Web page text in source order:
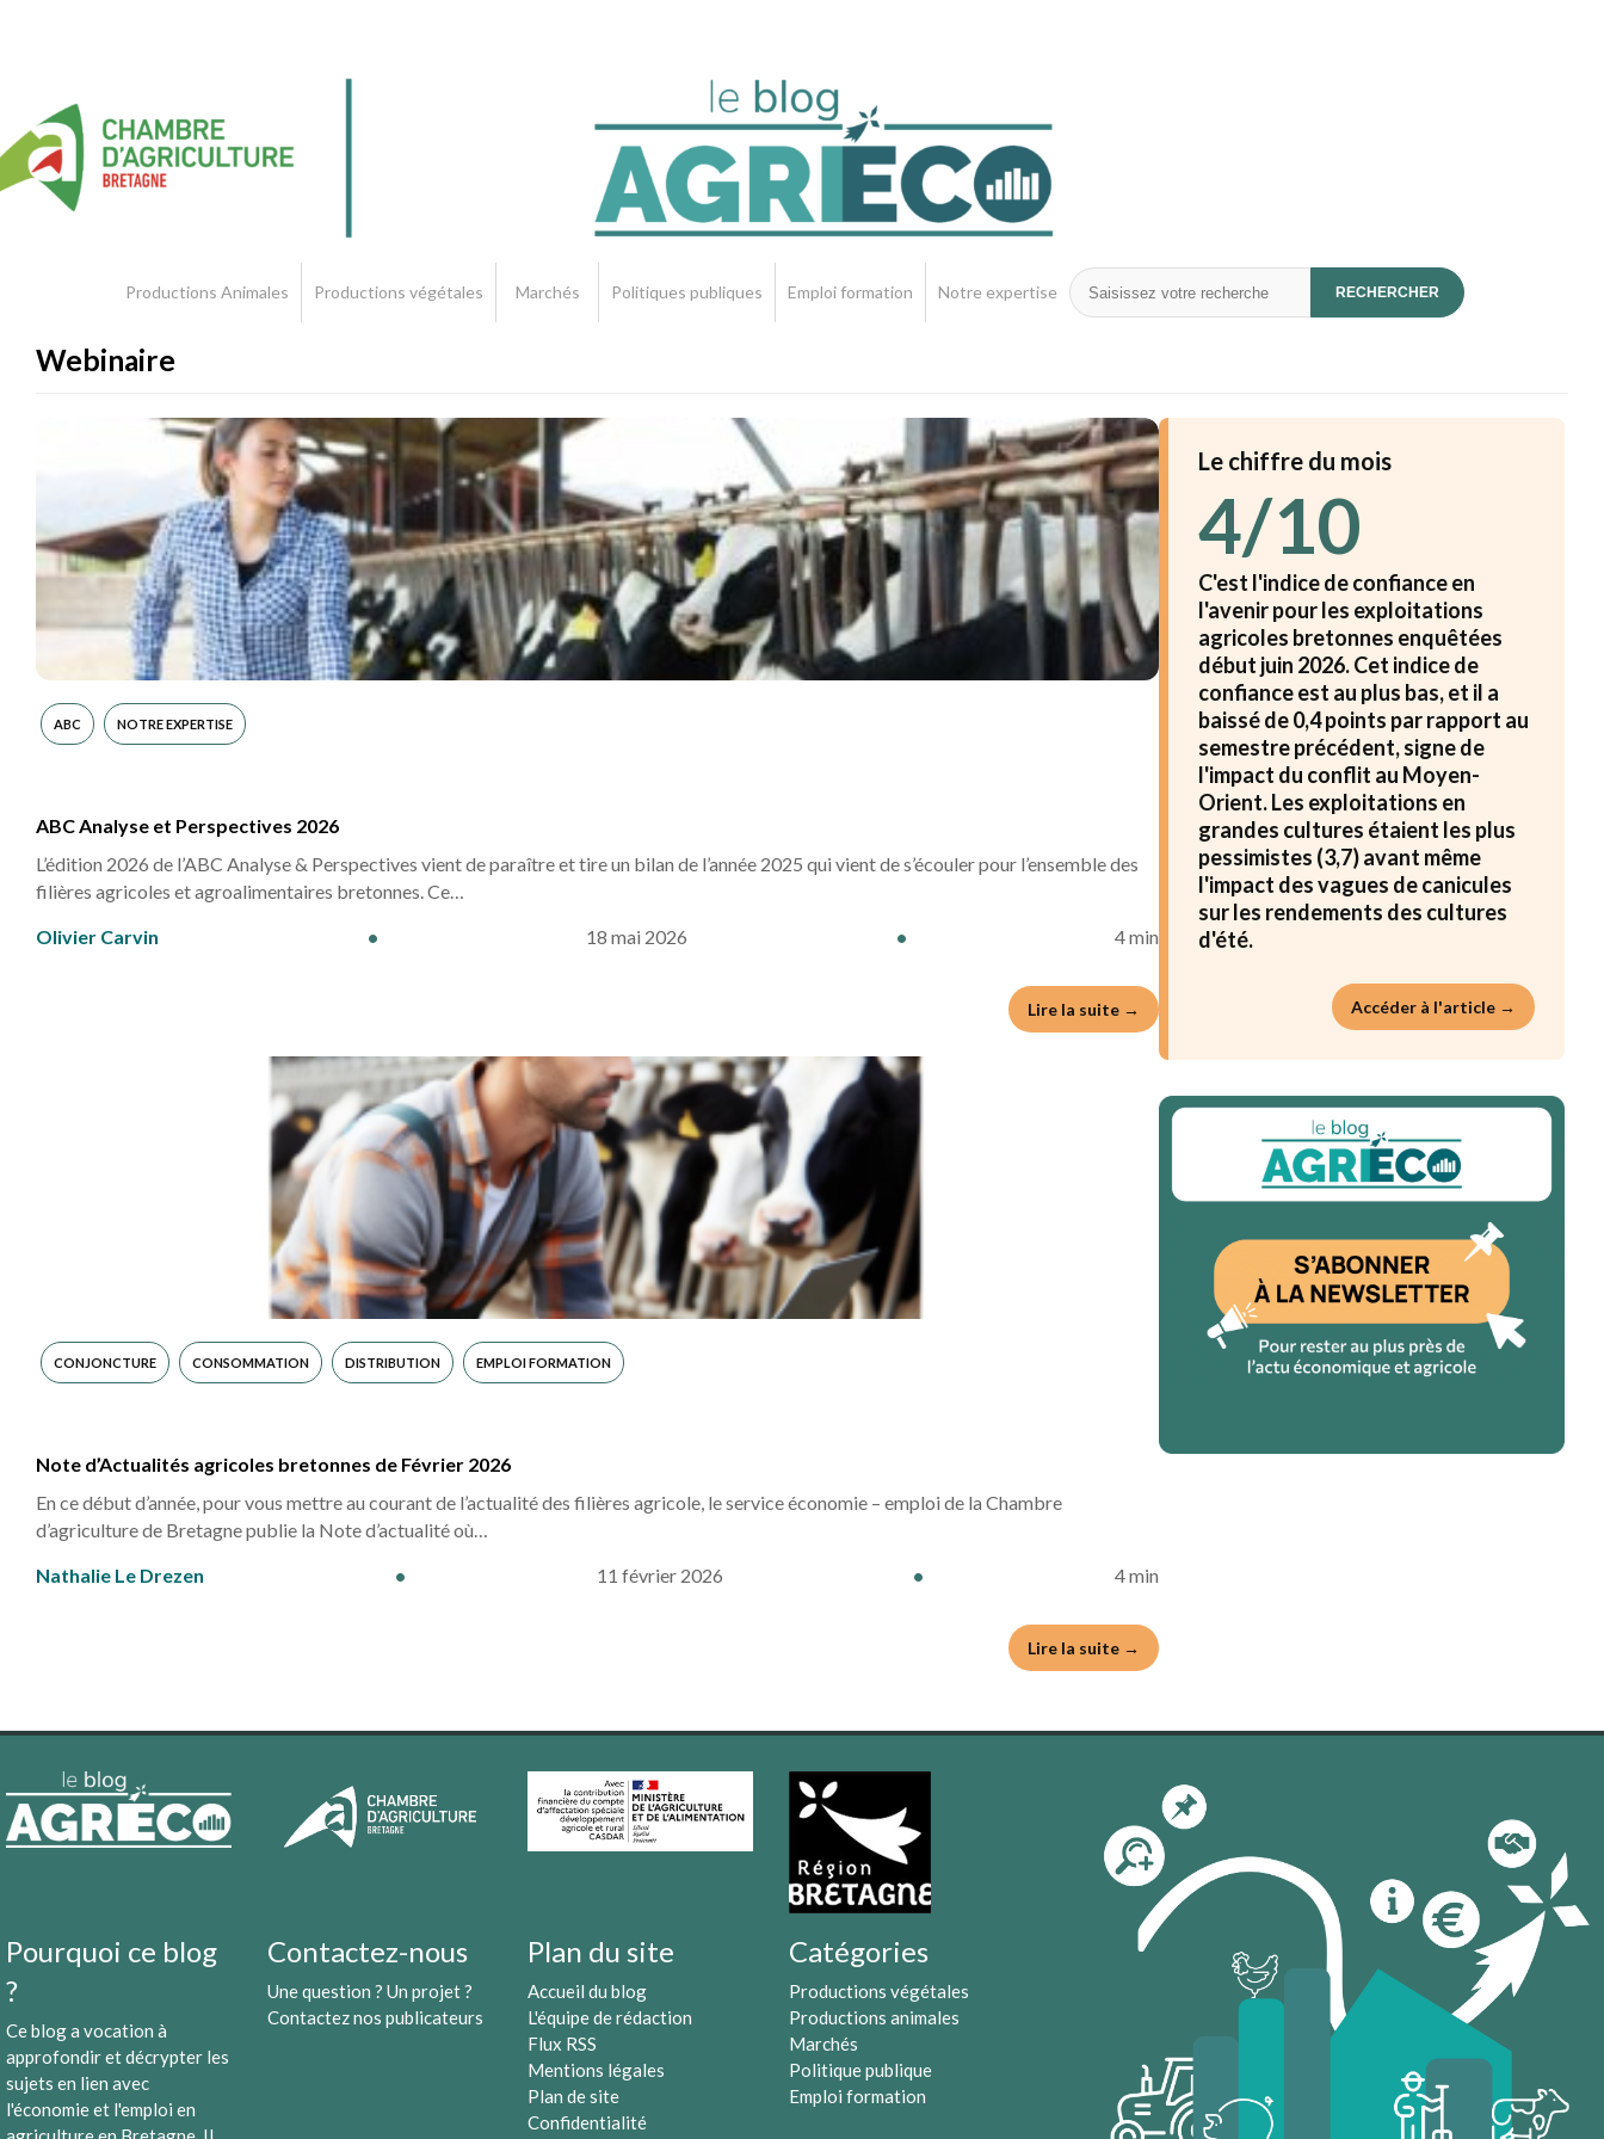
Productions Animales Productions végétales Marchés Politiques publiques Emploi formation Notre expertise
Rechercher
RECHERCHER
Webinaire
ABC NOTRE EXPERTISE
ABC Analyse et Perspectives 2026
L’édition 2026 de l’ABC Analyse & Perspectives vient de paraître et tire un bilan de l’année 2025 qui vient de s’écouler pour l’ensemble des
filières agricoles et agroalimentaires bretonnes. Ce…
Olivier Carvin
• 18 mai 2026 • 4 min
Lire la suite →
CONJONCTURE CONSOMMATION DISTRIBUTION EMPLOI FORMATION
Note d’Actualités agricoles bretonnes de Février 2026
En ce début d’année, pour vous mettre au courant de l’actualité des filières agricole, le service économie – emploi de la Chambre
d’agriculture de Bretagne publie la Note d’actualité où…
Nathalie Le Drezen
• 11 février 2026 • 4 min
Lire la suite →
Le chiffre du mois
4/10
C'est l'indice de confiance en
l'avenir pour les exploitations
agricoles bretonnes enquêtées
début juin 2026. Cet indice de
confiance est au plus bas, et il a
baissé de 0,4 points par rapport au
semestre précédent, signe de
l'impact du conflit au Moyen-
Orient. Les exploitations en
grandes cultures étaient les plus
pessimistes (3,7) avant même
l'impact des vagues de canicules
sur les rendements des cultures
d'été.
Accéder à l'article →
Pourquoi ce blog
?
Ce blog a vocation à
approfondir et décrypter les
sujets en lien avec
l'économie et l'emploi en
Contactez-nous
Une question ? Un projet ?
Contactez nos publicateurs
Plan du site
Accueil du blog
L'équipe de rédaction
Flux RSS
Mentions légales
Plan de site
Confidentialité
Catégories
Productions végétales
Productions animales
Marchés
Politique publique
Emploi formation